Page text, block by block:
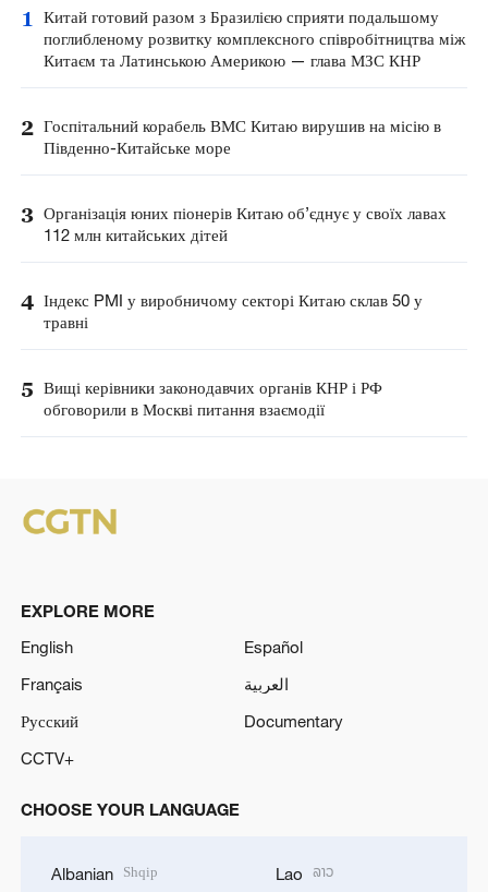
1
Китай готовий разом з Бразилією сприяти подальшому
поглибленому розвитку комплексного співробітництва між
Китаєм та Латинською Америкою — глава МЗС КНР
2 Госпітальний корабель ВМС Китаю вирушив на місію в
Південно-Китайське море
3 Організація юних піонерів Китаю об’єднує у своїх лавах
112 млн китайських дітей
4 Індекс PMI у виробничому секторі Китаю склав 50 у
травні
5 Вищі керівники законодавчих органів КНР і РФ
обговорили в Москві питання взаємодії
EXPLORE MORE
English
Español
Français
العربية
Русский
Documentary
CCTV+
CHOOSE YOUR LANGUAGE
Albanian Shqip Lao ລາວ